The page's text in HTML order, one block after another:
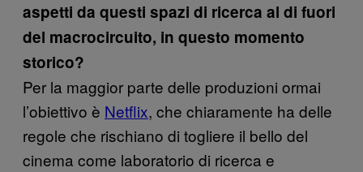
aspetti da questi spazi di ricerca al di fuori
del macrocircuito, in questo momento
storico?
Per la maggior parte delle produzioni ormai
l’obiettivo è Netflix, che chiaramente ha delle
regole che rischiano di togliere il bello del
cinema come laboratorio di ricerca e